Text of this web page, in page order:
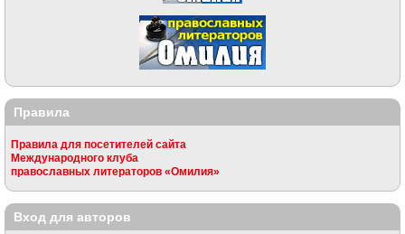
Правила
Правила для посетителей сайта
Международного клуба
православных литераторов «Омилия»
Вход для авторов